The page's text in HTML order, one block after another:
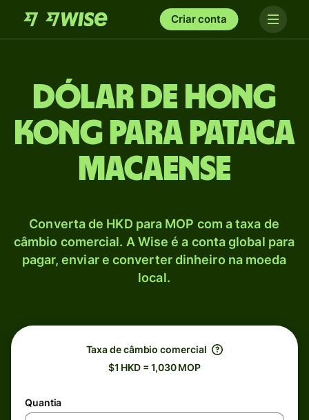
Criar conta
Dólar de Hong
Kong para Pataca
macaense
Converta de HKD para MOP com a taxa de
câmbio comercial. A Wise é a conta global para
pagar, enviar e converter dinheiro na moeda
local.
Taxa de câmbio comercial
$1 HKD = 1,030 MOP
Quantia